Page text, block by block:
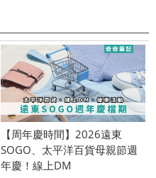
【周年慶時間】2026遠東
SOGO、太平洋百貨母親節週
年慶！線上DM